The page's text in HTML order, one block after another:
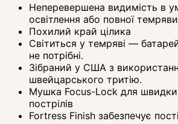
Неперевершена видимість в
освітлення або повної темряви
Похилий край цілика
Світиться у темряві —
не потрібні.
Зібраний у США з
швейцарського тритію.
Мушка Focus-Lock для
пострілів
Fortress Finish забезпечує